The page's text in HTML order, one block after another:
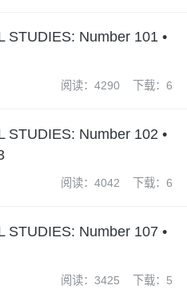
STUDIES: Number 101 •
阅读：4290 下载：6
STUDIES: Number 102 •
阅读：4042 下载：6
STUDIES: Number 107 •
阅读：3425 下载：5